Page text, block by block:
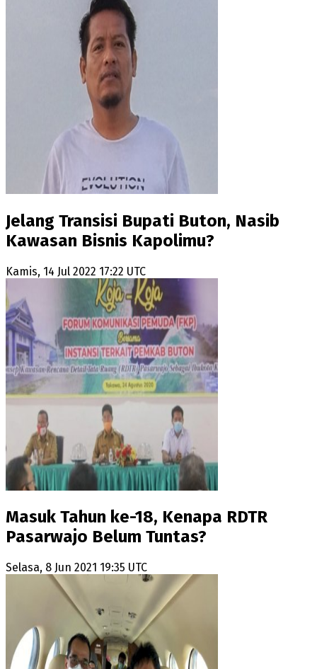
Jelang Transisi Bupati Buton, Nasib
Kawasan Bisnis Kapolimu?
Kamis, 14 Jul 2022 17:22 UTC
Masuk Tahun ke-18, Kenapa RDTR
Pasarwajo Belum Tuntas?
Selasa, 8 Jun 2021 19:35 UTC